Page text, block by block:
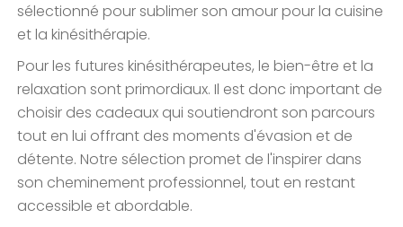
sélectionné pour sublimer son amour pour la cuisine
et la kinésithérapie.
Pour les futures kinésithérapeutes, le bien-être et la
relaxation sont primordiaux. Il est donc important de
choisir des cadeaux qui soutiendront son parcours
tout en lui offrant des moments d'évasion et de
détente. Notre sélection promet de l'inspirer dans
son cheminement professionnel, tout en restant
accessible et abordable.